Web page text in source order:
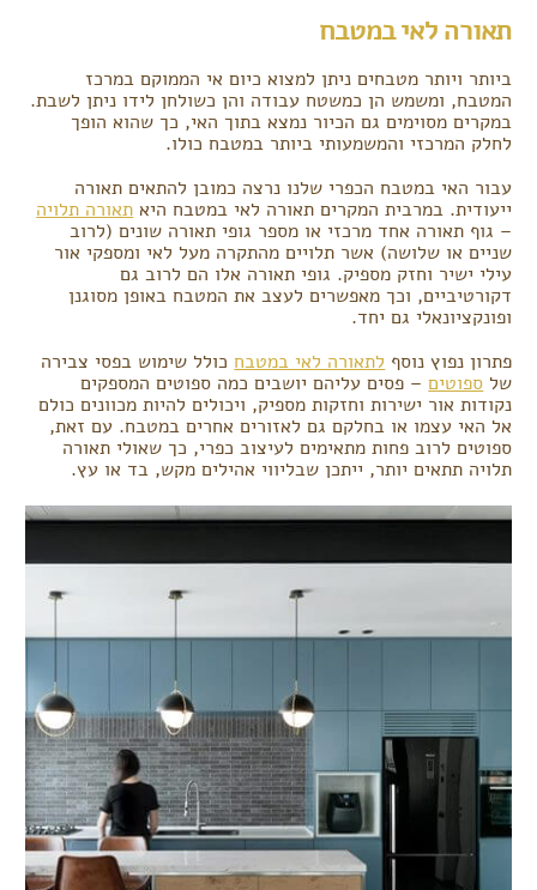
תאורה לאי במטבח
ביותר ויותר מטבחים ניתן למצוא כיום אי הממוקם במרכז
המטבח, ומשמש הן כמשטח עבודה והן כשולחן לידו ניתן לשבת.
במקרים מסוימים גם הכיור נמצא בתוך האי, כך שהוא הופך
לחלק המרכזי והמשמעותי ביותר במטבח כולו.
עבור האי במטבח הכפרי שלנו נרצה כמובן להתאים תאורה
ייעודית. במרבית המקרים תאורה לאי במטבח היא תאורה תלויה
– גוף תאורה אחד מרכזי או מספר גופי תאורה שונים (לרוב
שניים או שלושה) אשר תלויים מהתקרה מעל לאי ומספקי אור
עילי ישיר וחזק מספיק. גופי תאורה אלו הם לרוב גם
דקורטיביים, וכך מאפשרים לעצב את המטבח באופן מסוגנן
ופונקציונאלי גם יחד.
פתרון נפוץ נוסף לתאורה לאי במטבח כולל שימוש בפסי צבירה
של ספוטים– פסים עליהם יושבים כמה ספוטים המספקים
נקודות אור ישירות וחזקות מספיק, ויכולים להיות מכוונים כולם
אל האי עצמו או בחלקם גם לאזורים אחרים במטבח. עם זאת,
ספוטים לרוב פחות מתאימים לעיצוב כפרי, כך שאולי תאורה
תלויה תתאים יותר, ייתכן שבליווי אהילים מקש, בד או עץ.